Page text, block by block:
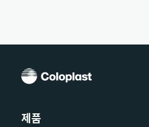
모든 경우에 사용할 수 있습니다
에이지(Ag) 는 감염된 상처 또는
압박 붕대와 함께 사용할 수 있
제품